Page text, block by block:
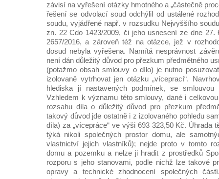
závisí na vyřešení otázky hmotného a „částečně
řešení se odvolací soud odchýlil od ustálené
soudu, vyjádřené např. v rozsudku Nejvyššího
zn. 22 Cdo 1423/2009, či jeho usnesení ze dne
2657/2016, a zároveň též na otázce, jež v
dosud nebyla vyřešena. Namítá nesprávnost
není dán důležitý důvod pro přezkum předmětného
(potažmo obsah smlouvy o dílo) je nutno
izolovaně vytrhovat jen otázku „víceprací“.
hlediska jí nastavených podmínek, se
Vzhledem k významu této smlouvy, dané i
rozsahu díla o důležitý důvod pro přezkum
takový důvod jde ostatně i z izolovaného pohledu
díla) za „vícepráce“ ve výši 693 323,50 Kč. Úhrada
týká nikoli společných prostor domu, ale
vlastnictví jejich vlastníků); nejde proto v tomto
domu a pozemku a nelze ji hradit z prostředků
rozporu s jeho stanovami, podle nichž lze takové
opravy a technické zhodnocení společných